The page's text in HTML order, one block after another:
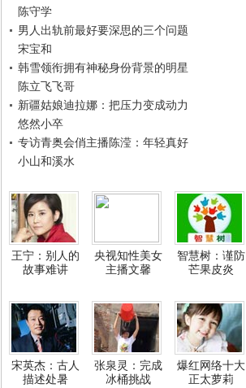
陈守学
男人出轨前最好要深思的三个问题
宋宝和
韩雪领衔拥有神秘身份背景的明星
陈立飞飞哥
新疆姑娘迪拉娜：把压力变成动力
悠然小卒
专访青奥会俏主播陈滢：年轻真好
小山和溪水
王宁：别人的
故事难讲
央视知性美女
主播文馨
智慧树：谨防
芒果皮炎
宋英杰：古人
描述处暑
张泉灵：完成
冰桶挑战
爆红网络十大
正太萝莉